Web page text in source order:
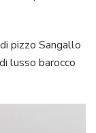
pizzo Sangallo
lusso barocco